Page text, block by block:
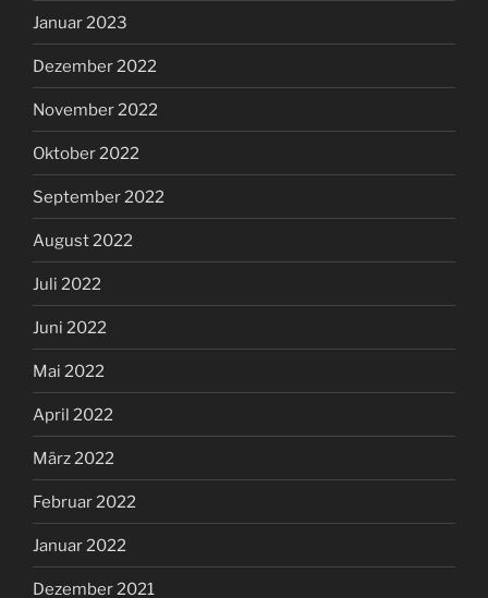
Januar 2023
Dezember 2022
November 2022
Oktober 2022
September 2022
August 2022
Juli 2022
Juni 2022
Mai 2022
April 2022
März 2022
Februar 2022
Januar 2022
Dezember 2021